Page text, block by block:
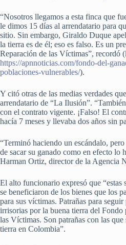
“Nosotros llegamos a esta finca que
le dimos 15 días al arrendatario para
sitio. Sin embargo, Giraldo Duque
la tierra es de él; eso es falso. Es un
Reparación de las Víctimas”, recordó
https://apnnoticias.com/fondo-del-
poblaciones-vulnerables/).
Y citó otras de las medias verdades
arrendatario de “La Ilusión”.
con el contrato vigente. ¡Falso! El
hacía 7 meses y llevaba dos años sin
“Terminó haciendo un escándalo,
de sacar su ganado como en efecto lo
Harman Ortiz, director de la Agencia
El alto funcionario expresó que “estas
se beneficiaron de los bienes que los
para sus víctimas. Patrañas para seguir
irrisorias por la buena tierra del Fondo
las Víctimas. Son patrañas con las que
tierra en Colombia”.